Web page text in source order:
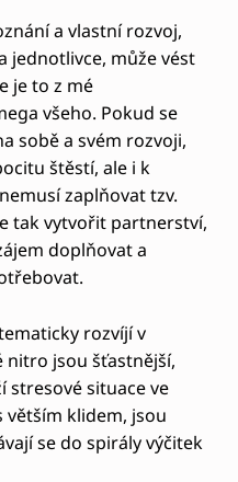
rozvíjí v
nitro jsou šťastnější,
situace ve
větším klidem, jsou
se do spirály výčitek
klid, naučíte se všímat
svým pocitům a
a přijímání sebe,
Naučáte se
Pak totiž až
jsme schopní